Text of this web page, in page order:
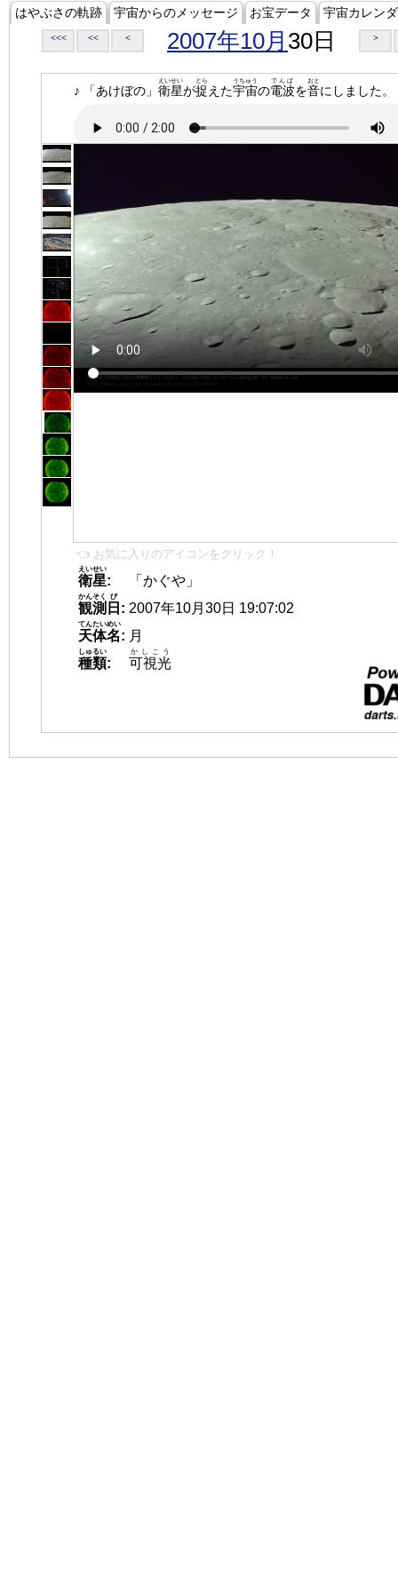
はやぶさの軌跡 宇宙からのメッセージ お宝データ 宇宙カレン
<<< << < 2007年10月 30日 >
♪ 「あけぼの」 衛星
えいせい
が捉
とら
えた宇宙
うちゅう
の電波
でんぱ
を音
おと
にしました。
👈 お気に入りのアイコンをクリック！
衛星
えいせい
:
「かぐや」
観測
かんそく
日
び
: 2007年10月30日 19:07:02
天体名
てんたいめい
: 月
種類
しゅるい
: 可視光
かしこう